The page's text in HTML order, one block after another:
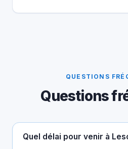
QUESTIONS
Questions
Quel délai pour venir à